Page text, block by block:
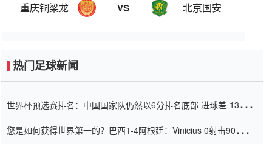
重庆铜梁龙 VS 北京国安
热门足球新闻
世界杯预选赛排名：中国国家队仍然以6分排名底部 进球差-13令人
您是如何获得世界第一的？巴西1-4阿根廷：Vinicius 0射击90分钟